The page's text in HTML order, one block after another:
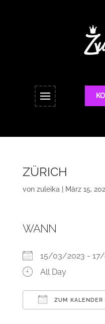
ZÜRICH
von zuleika März 15,
WANN
15/03/2023 -
All Day
ZUM KALENDER